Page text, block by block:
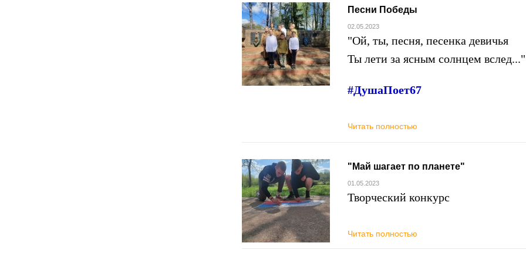
Песни Победы
02.05.2023
"Ой, ты, песня, песенка девичья
Ты лети за ясным солнцем вслед..."
#ДушаПоет67
Читать полностью
"Май шагает по планете"
01.05.2023
Творческий конкурс
Читать полностью